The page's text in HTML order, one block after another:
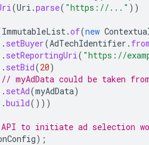
(Uri .parse( "https://..." ))
ImmutableList .of(new
. setBuyer(AdTechIdentifier .
. setReportingUri ( "https://
. setBid(20)
// myAdData could be taken
. setAd(myAdData)
.build()))
to initiate ad selection
);